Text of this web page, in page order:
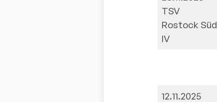
TSV
Rostock Süd
IV
12.11.2025